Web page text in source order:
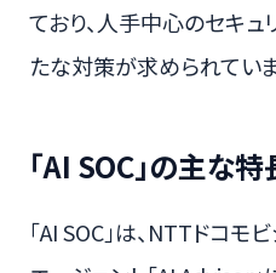
ており、人手中心のセキ
たな対策が求められてい
「AI SOC」の主な特
「AI SOC」は、NTTドコ